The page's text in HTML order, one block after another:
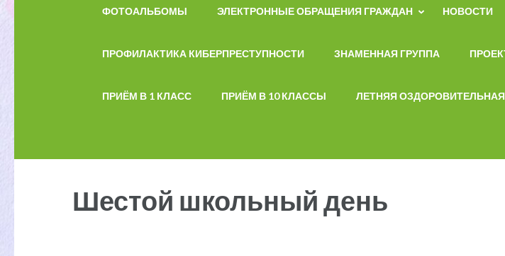
ФОТОАЛЬБОМЫ ЭЛЕКТРОННЫЕ ОБРАЩЕНИЯ ГРАЖДАН НОВОСТИ
ПРОФИЛАКТИКА КИБЕРПРЕСТУПНОСТИ ЗНАМЕННАЯ ГРУППА
ПРИЁМ В 1 КЛАСС ПРИЁМ В 10 КЛАССЫ ЛЕТНЯЯ
Шестой школьный день